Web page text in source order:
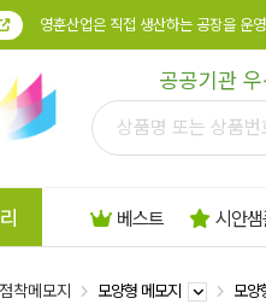
영훈산업은 직접 생산하는 공장을 운
공공기관
베스트 시안
착메모지 모양형 메모지 모양